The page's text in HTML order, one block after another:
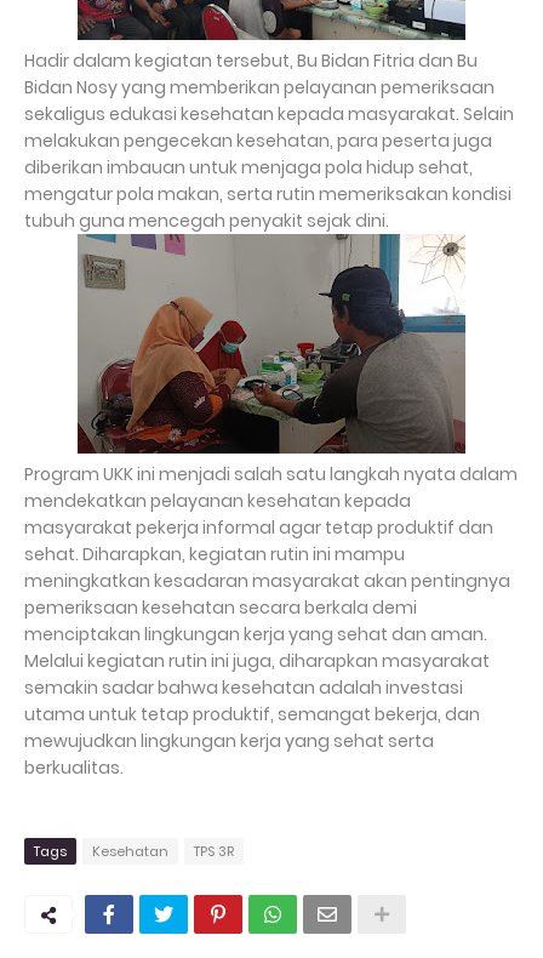
Hadir dalam kegiatan tersebut, Bu Bidan Fitria dan Bu
Bidan Nosy yang memberikan pelayanan pemeriksaan
sekaligus edukasi kesehatan kepada masyarakat. Selain
melakukan pengecekan kesehatan, para peserta juga
diberikan imbauan untuk menjaga pola hidup sehat,
mengatur pola makan, serta rutin memeriksakan kondisi
tubuh guna mencegah penyakit sejak dini.
Program UKK ini menjadi salah satu langkah nyata dalam
mendekatkan pelayanan kesehatan kepada
masyarakat pekerja informal agar tetap produktif dan
sehat. Diharapkan, kegiatan rutin ini mampu
meningkatkan kesadaran masyarakat akan pentingnya
pemeriksaan kesehatan secara berkala demi
menciptakan lingkungan kerja yang sehat dan aman.
Melalui kegiatan rutin ini juga, diharapkan masyarakat
semakin sadar bahwa kesehatan adalah investasi
utama untuk tetap produktif, semangat bekerja, dan
mewujudkan lingkungan kerja yang sehat serta
berkualitas.
Tags Kesehatan TPS 3R